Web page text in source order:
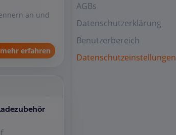
an und
erfahren
AGBs
Datenschutzerklärung
Benutzerbereich
Datenschutzeinstellungen